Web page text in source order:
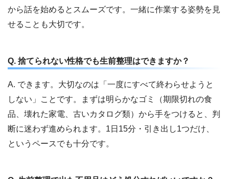
から話を始めるとスムーズです。一緒に作業する姿勢を見
せることも大切です。
Q. 捨てられない性格でも生前整理はできますか？
A. できます。大切なのは「一度にすべて終わらせようと
しない」ことです。まずは明らかなゴミ（期限切れの食
品、壊れた家電、古いカタログ類）から手をつけると、判
断に迷わず進められます。1日15分・引き出し1つだけ、
というペースでも十分です。